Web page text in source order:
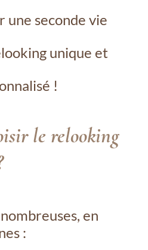
une seconde vie
unique et
!
le relooking
en
: